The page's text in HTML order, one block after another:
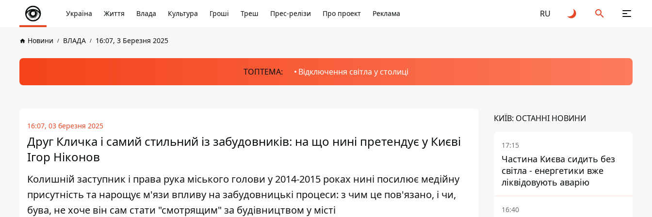
Україна Життя Влада Культура Гроші Треш Прес-релізи Про проект Реклама RU
Новини ВЛАДА 16:07, 3 Березня 2025
ТОПТЕМА: Відключення світла у столиці
16:07, 03 березня 2025
Друг Кличка і самий стильний із забудовників: на що нині претендує у Києві
Ігор Ніконов
Колишній заступник і права рука міського голови у 2014-2015 роках нині посилює медійну
присутність та нарощує м'язи впливу на забудовницькі процеси: з чим це пов'язано, і чи,
бува, не хоче він сам стати "смотрящим" за будівництвом у місті
КИЇВ: ОСТАННІ НОВИНИ
17:15
Частина Києва сидить без
світла - енергетики вже
ліквідовують аварію
16:40